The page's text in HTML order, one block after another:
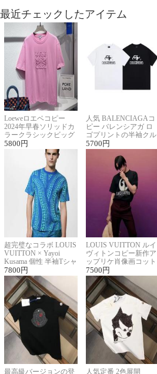
最近チェックしたアイテム
Loeweロエベコピー
2024年早春ソリッドカ
ラークラシックビッグ
ロゴ刺繍Tシャツ
5800 円
人気 BALENCIAGAコ
ピー バレンシアガ ロ
ゴプリントの半袖クル
ーネックTシャツ
5700 円
超完璧なコラボ LOUIS
VUITTON × Yayoi
Kusama 個性 半袖Tシャ
ツコピー男女兼用
7800 円
LOUIS VUITTON ルイ
ヴィトンコピー新作ア
ップリケ肖像画コット
ンニット半袖Tシャツ
7500 円
最高級バージョンの登
人気定番 2色展開